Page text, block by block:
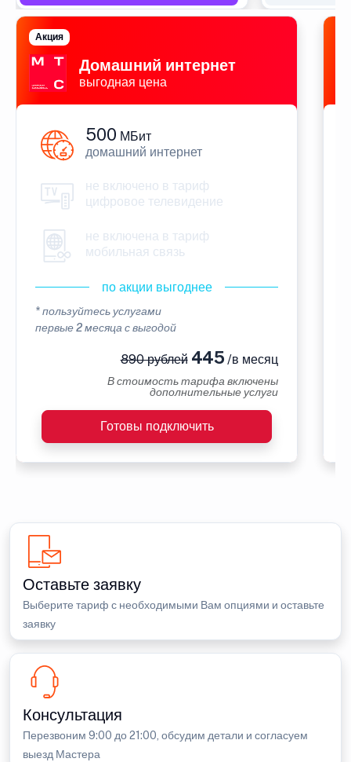
Домашний интернет
выгодная цена
Акция
500 МБит
домашний интернет
не включено в тариф
цифровое телевидение
не включена в тариф
мобильная связь
по акции выгоднее
* пользуйтесь услугами
первые 2 месяца с выгодой
890 рублей445 /в месяц
В стоимость тарифа включены
дополнительные услуги
Готовы подключить
Оставьте заявку
Выберите тариф с необходимыми Вам опциями и оставьте
заявку
Консультация
Перезвоним 9:00 до 21:00, обсудим детали и согласуем
выезд Мастера